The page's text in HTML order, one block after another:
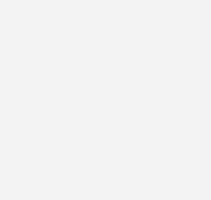
flexibel und skalierbar und
und effektive Lösung für die
Betrieb und die Wartung
Dies habe es der Yes-Gruppe
Solarparks - bestehend aus über
5 MW - in ganz Südaustralien in
eines sehr hohen